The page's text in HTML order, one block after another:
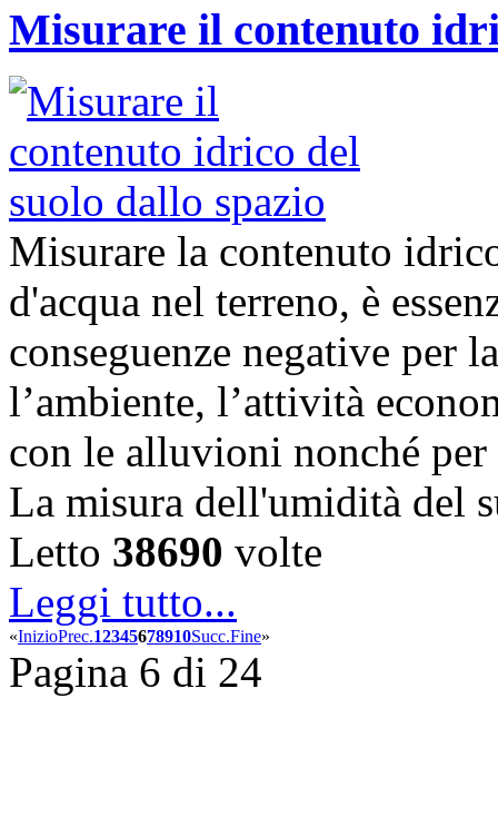
Misurare il contenuto
Misurare la contenuto
d'acqua nel terreno, è
conseguenze negative per
l’ambiente, l’attività
con le alluvioni nonché
La misura dell'umidità del
Letto 38690 volte
Leggi tutto...
«InizioPrec.12345678910Succ.Fine»
Pagina 6 di 24